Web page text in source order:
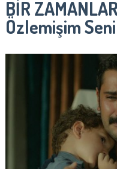
BİR
Özlemişim Seni